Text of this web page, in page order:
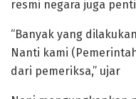
resmi negara juga
“Banyak yang
Nanti kami
dari pemeriksa,” ujar